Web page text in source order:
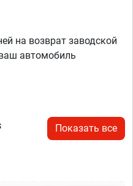
на возврат заводской
автомобиль
Показать все